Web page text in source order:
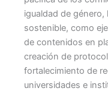
igualdad de género,
sostenible, como
de contenidos en
creación de
fortalecimiento de
universidades e